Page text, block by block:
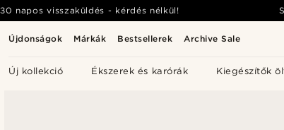
Újdonságok Márkák Bestsellerek Archive Sale
Új kollekció Ékszerek és karórák Kiegészítők
30 napos visszaküldés - kérdés nélkül!